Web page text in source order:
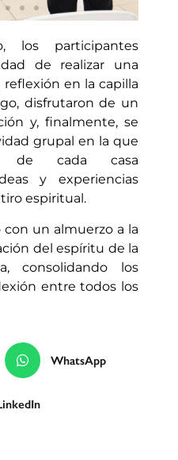
S.D.B.
espiritual.
los participantes
de realizar una
en la capilla
disfrutaron de un
y, finalmente, se
grupal en la que
de cada casa
y experiencias
espiritual.
un almuerzo a la
del espíritu de la
consolidando los
entre todos los
WhatsApp